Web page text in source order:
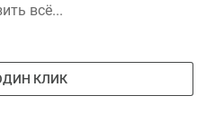
всё...
КЛИК